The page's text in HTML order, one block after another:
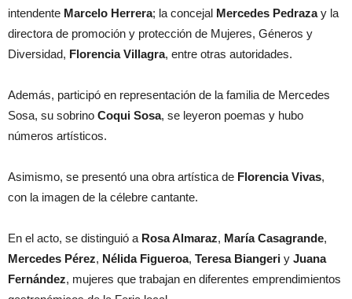
intendente Marcelo Herrera; la concejal Mercedes Pedrazay la
directora de promoción y protección de Mujeres, Géneros y
Diversidad, Florencia Villagra, entre otras autoridades.
Además, participó en representación de la familia de Mercedes
Sosa, su sobrino Coqui Sosa, se leyeron poemas y hubo
números artísticos.
Asimismo, se presentó una obra artística de Florencia Vivas,
con la imagen de la célebre cantante.
En el acto, se distinguió a Rosa Almaraz, María Casagrande,
Mercedes Pérez, Nélida Figueroa, Teresa Biangeri y Juana
Fernández, mujeres que trabajan en diferentes emprendimientos